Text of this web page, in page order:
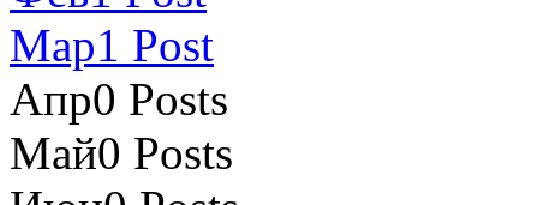
Мар1 Post
Апр0 Posts
Май0 Posts